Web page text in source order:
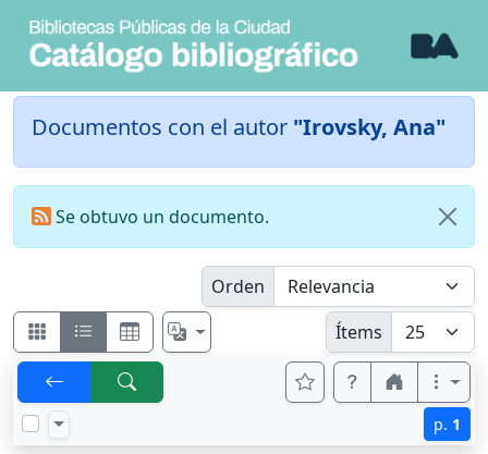
Documentos con el autor "Irovsky, Ana"
Se obtuvo un documento.
Orden
Ítems
p. 1